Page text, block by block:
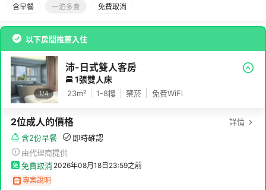
20
含早餐 一泊多食 免費取消
以下房間推薦入住
1/4
沛-日式雙人客房
1張雙人床
23m² 1-8樓 禁菸 免費WiFi
2位成人的價格
詳情
含2份早餐
即時確認
由代理商提供
免費取消 2026年08月18日23:59之前
專案說明